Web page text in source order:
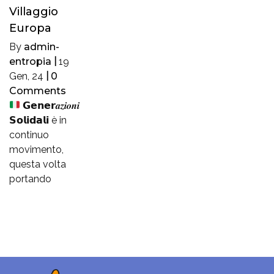
Villaggio
Europa
By admin-
entropia
19
Gen, 24
0
Comments
𝗚𝗲𝗻𝗲𝗿𝒂𝒛𝒊𝒐𝒏𝒊
𝗦𝗼𝗹𝗶𝗱𝗮𝗹𝗶 è in
continuo
movimento,
questa volta
portando